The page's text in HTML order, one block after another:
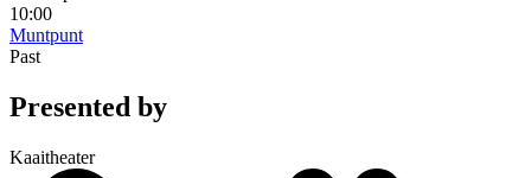
10:00
Muntpunt
Past
Presented by
Kaaitheater